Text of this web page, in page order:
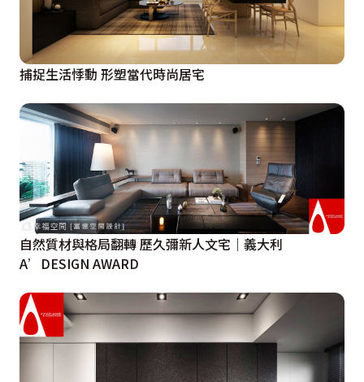
捕捉生活悸動 形塑當代時尚居宅
自然質材與格局翻轉 歷久彌新人文宅｜義大利
A’DESIGN AWARD